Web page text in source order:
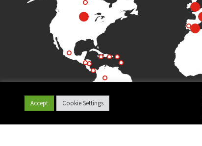
Cookie Settings
Accept